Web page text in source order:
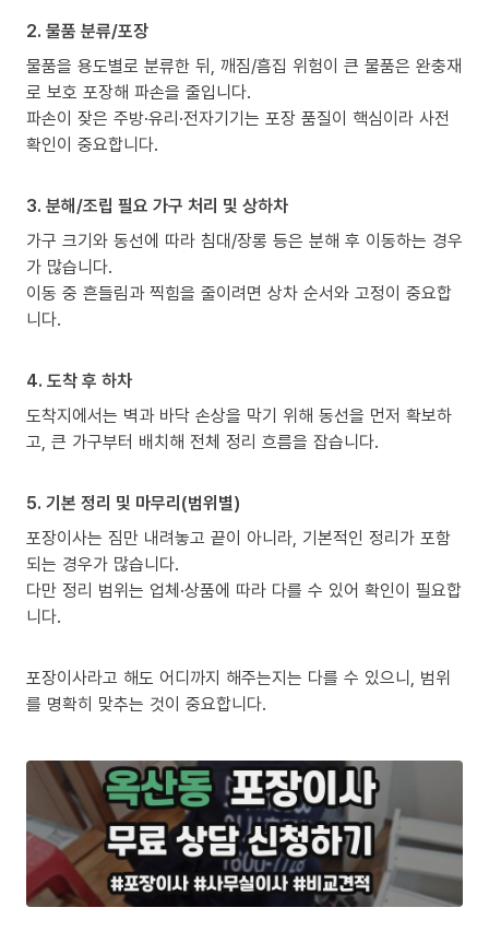
2. 물품 분류/포장
물품을 용도별로 분류한 뒤, 깨짐/흠집 위험이 큰 물품은 완충재
로 보호 포장해 파손을 줄입니다.
파손이 잦은 주방·유리·전자기기는 포장 품질이 핵심이라 사전
확인이 중요합니다.
3. 분해/조립 필요 가구 처리 및 상하차
가구 크기와 동선에 따라 침대/장롱 등은 분해 후 이동하는 경우
가 많습니다.
이동 중 흔들림과 찍힘을 줄이려면 상차 순서와 고정이 중요합
니다.
4. 도착 후 하차
도착지에서는 벽과 바닥 손상을 막기 위해 동선을 먼저 확보하
고, 큰 가구부터 배치해 전체 정리 흐름을 잡습니다.
5. 기본 정리 및 마무리(범위별)
포장이사는 짐만 내려놓고 끝이 아니라, 기본적인 정리가 포함
되는 경우가 많습니다.
다만 정리 범위는 업체·상품에 따라 다를 수 있어 확인이 필요합
니다.
포장이사라고 해도 어디까지 해주는지는 다를 수 있으니, 범위
를 명확히 맞추는 것이 중요합니다.